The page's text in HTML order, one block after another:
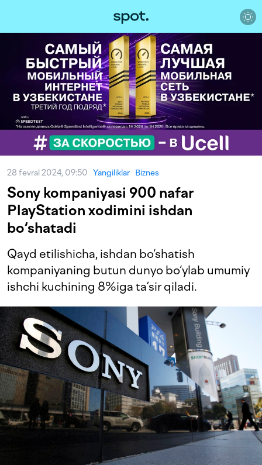
28 fevral 2024, 09:50 Yangiliklar Biznes
Sony kompaniyasi 900 nafar
PlayStation xodimini ishdan
bo‘shatadi
Qayd etilishicha, ishdan bo‘shatish
kompaniyaning butun dunyo bo‘ylab umumiy
ishchi kuchining 8%iga ta’sir qiladi.